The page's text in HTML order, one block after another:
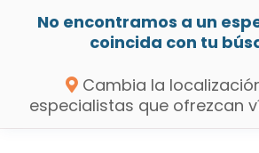
No encontramos a un
coincida con tu
Cambia la
especialistas que ofrezcan